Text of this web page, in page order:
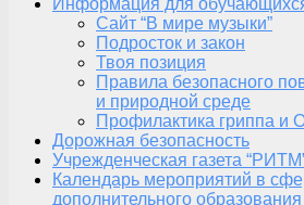
Информация для
Сайт “В мире музыки”
Подросток и закон
Твоя позиция
Правила безопасного
и природной среде
Профилактика гриппа и
Дорожная безопасность
Учрежденческая газета
Календарь мероприятий в
дополнительного